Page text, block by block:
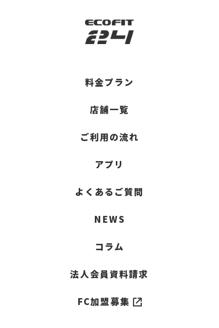
料金プラン
店舗一覧
ご利用の流れ
アプリ
よくあるご質問
NEWS
コラム
法人会員資料請求
FC加盟募集